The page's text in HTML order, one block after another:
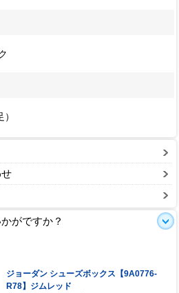
がですか？
ジョーダン シューズボックス【9A0776-
R78】ジムレッド